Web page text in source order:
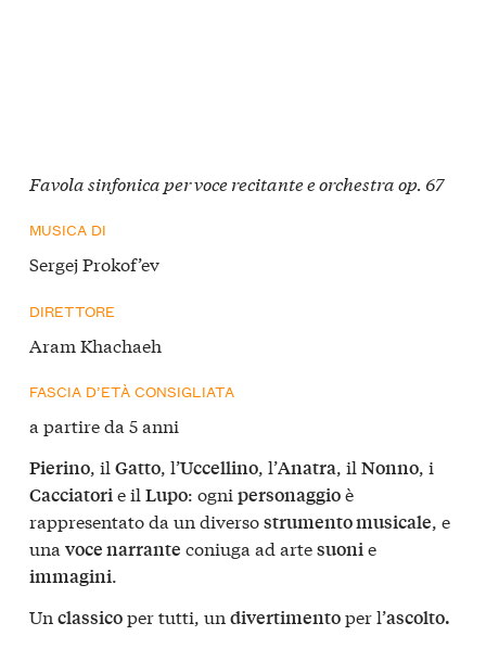
Favola sinfonica per voce recitante e orchestra op. 67
MUSICA DI
Sergej Prokof’ev
DIRETTORE
Aram Khachaeh
FASCIA D’ETÀ CONSIGLIATA
a partire da 5 anni
Pierino, il Gatto, l’Uccellino, l’Anatra, il Nonno, i
Cacciatorie il Lupo: ogni personaggioè
rappresentato da un diversostrumento musicale, e
una voce narrante coniuga ad artesuonie
immagini.
Un classicoper tutti, un divertimentoper l’ascolto.